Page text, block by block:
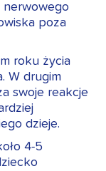
nerwowego
poza
roku życia
W drugim
swoje reakcje
dzieje.
4-5